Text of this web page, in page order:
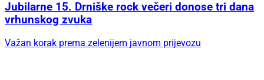
Jubilarne 15. Drniške rock večeri donose tri dana
vrhunskog zvuka
Važan korak prema zelenijem javnom prijevozu